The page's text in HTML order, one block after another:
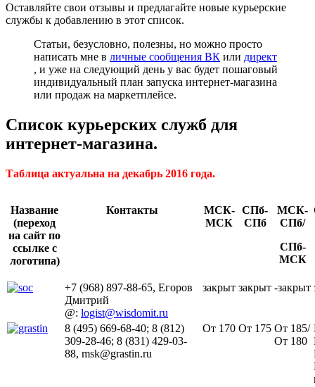
Оставляйте свои отзывы и предлагайте новые курьерские
службы к добавлению в этот список.
Статьи, безусловно, полезны, но можно просто
написать мне в личные сообщения ВК или директ
, и уже на следующий день у вас будет пошаговый
индивидуальный план запуска интернет-магазина
или продаж на маркетплейсе.
Список курьерских служб для
интернет-магазина.
Таблица актуальна на декабрь 2016 года.
Название
(переход
на сайт по
ссылке с
логотипа)
Контакты
МСК-
МСК
СПб-
СПб
МСК-
СПб/
СПб-
МСК
+7 (968) 897-88-65, Егоров
Дмитрий
@: logist@wisdomit.ru
закрыт закрыт -закрыт
8 (495) 669-68-40; 8 (812)
309-28-46; 8 (831) 429-03-
88, msk@grastin.ru
От 170 От 175 От 185/
От 180